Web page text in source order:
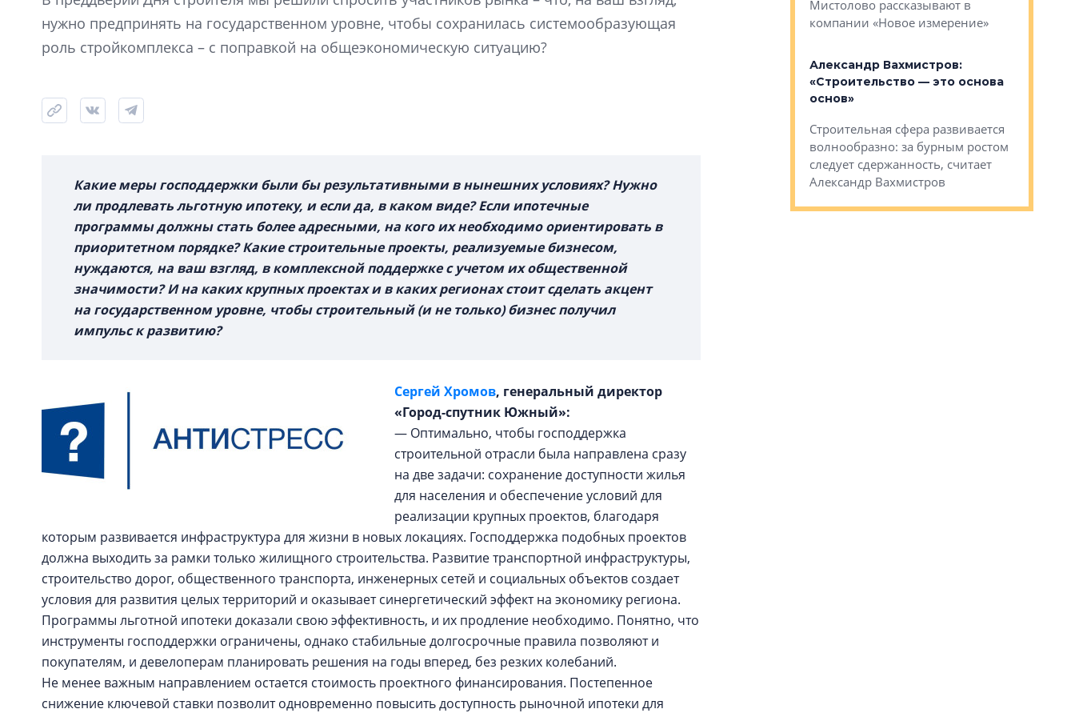
нужно предпринять на государственном уровне, чтобы сохранилась системообразующая
роль стройкомплекса – с поправкой на общеэкономическую ситуацию?
Какие меры господдержки были бы результативными в нынешних условиях? Нужно
ли продлевать льготную ипотеку, и если да, в каком виде? Если ипотечные
программы должны стать более адресными, на кого их необходимо ориентировать в
приоритетном порядке? Какие строительные проекты, реализуемые бизнесом,
нуждаются, на ваш взгляд, в комплексной поддержке с учетом их общественной
значимости? И на каких крупных проектах и в каких регионах стоит сделать акцент
на государственном уровне, чтобы строительный (и не только) бизнес получил
импульс к развитию?
Сергей Хромов, генеральный директор
«Город-спутник Южный»:
— Оптимально, чтобы господдержка
строительной отрасли была направлена сразу
на две задачи: сохранение доступности жилья
для населения и обеспечение условий для
реализации крупных проектов, благодаря
которым развивается инфраструктура для жизни в новых локациях. Господдержка подобных проектов
должна выходить за рамки только жилищного строительства. Развитие транспортной инфраструктуры,
строительство дорог, общественного транспорта, инженерных сетей и социальных объектов создает
условия для развития целых территорий и оказывает синергетический эффект на экономику региона.
Программы льготной ипотеки доказали свою эффективность, и их продление необходимо. Понятно, что
инструменты господдержки ограничены, однако стабильные долгосрочные правила позволяют и
покупателям, и девелоперам планировать решения на годы вперед, без резких колебаний.
Не менее важным направлением остается стоимость проектного финансирования. Постепенное
снижение ключевой ставки позволит одновременно повысить доступность рыночной ипотеки для
Свинолобов
Лаптевым
Мистолово рассказывают в
компании «Новое измерение»
Александр Вахмистров:
«Строительство — это основа
основ»
Строительная сфера развивается
волнообразно: за бурным ростом
следует сдержанность, считает
Александр Вахмистров